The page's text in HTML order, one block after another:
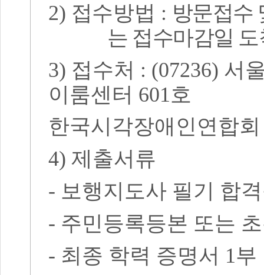
2) 접수방법 : 방문접수
는 접수마감일
3) 접수처 : (07236) 서
이룸센터 601 호
한국시각장애인연합
4) 제출서류
- 보행지도사 필기 합
- 주민등록등본 또는
- 최종 학력 증명서 1부